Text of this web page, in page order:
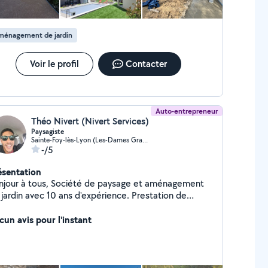
et la satisfaction de ma clientèle. Mon
se veut être une fusion entre compétence
et créativité, insufflant ainsi une nouvelle vie
espaces verts que je touche. Aujourd'hui je suis
à gérer Léo Paysage mais nous travaillons
à 3 sur les chantiers pour vous apporter
meilleure des satisfactions.
de jardin
Voir le profil Contacter
Auto-entrepreneur
Théo Nivert (Nivert Services)
Paysagiste
Sainte-Foy-lès-Lyon (Les-Dames Grand-Vallon)
-/5
à tous, Société de paysage et aménagement
avec 10 ans d'expérience. Prestation de
souple ou rigide,dalle béton , dallage extérieur)
avis pour l'instant